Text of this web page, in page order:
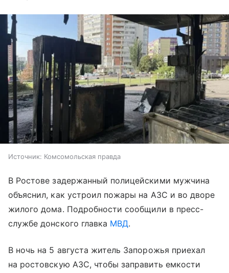
Источник: Комсомольская правда
В Ростове задержанный полицейскими мужчина
объяснил, как устроил пожары на АЗС и во дворе
жилого дома. Подробности сообщили в пресс-
службе донского главка МВД.
В ночь на 5 августа житель Запорожья приехал
на ростовскую АЗС, чтобы заправить емкости